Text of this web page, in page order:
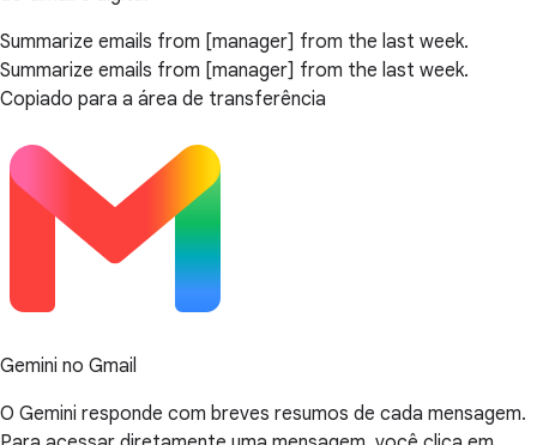
Summarize emails from [manager] from the last week.
Summarize emails from [manager] from the last week.
Copiado para a área de transferência
Gemini no Gmail
O Gemini responde com breves resumos de cada mensagem.